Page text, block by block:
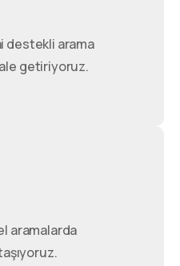
destekli arama
getiriyoruz.
aramalarda